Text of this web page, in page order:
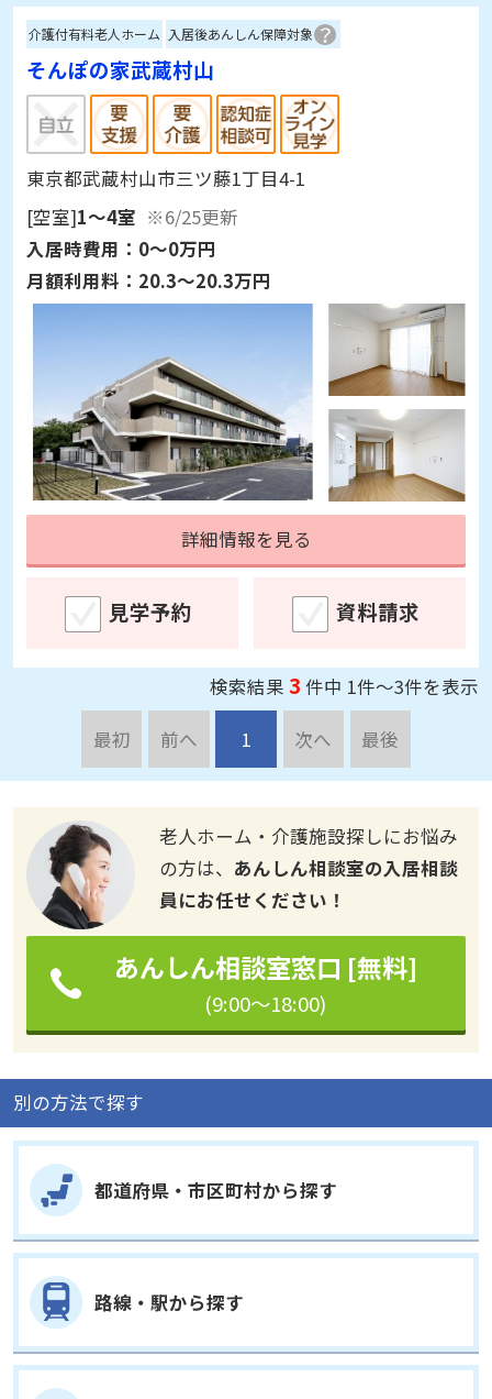
介護付有料老人ホーム 入居後あんしん保障対象
そんぽの家武蔵村山
東京都武蔵村山市三ツ藤1丁目4-1
[空室]1～4室 ※6/25更新
入居時費用： 0～0万円
月額利用料： 20.3～20.3万円
詳細情報を見る
見学予約 資料請求
検索結果3件中 1件～3件を表示
最初
前へ 1 次へ 最後
老人ホーム・介護施設探しにお悩み
の方は、 あんしん相談室の入居相談
員にお任せください！
あんしん相談室窓口 [無料]
(9:00～18:00)
別の方法で探す
都道府県・市区町村から探す
路線・駅から探す